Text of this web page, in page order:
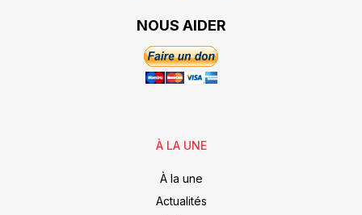
NOUS AIDER
À LA UNE
À la une
Actualités